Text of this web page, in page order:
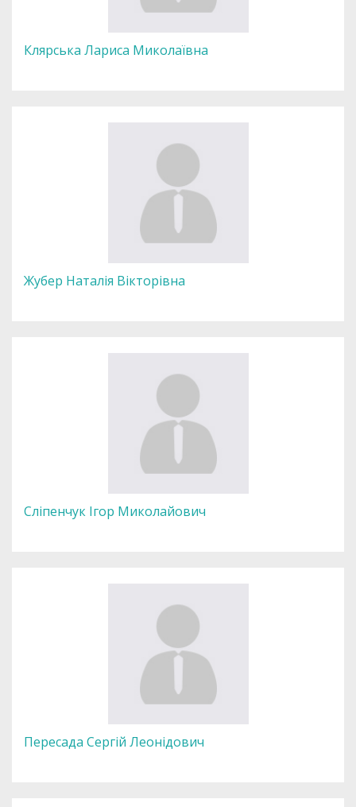
Клярська Лариса Миколаївна
Жубер Наталія Вікторівна
Сліпенчук Ігор Миколайович
Пересада Сергій Леонідович